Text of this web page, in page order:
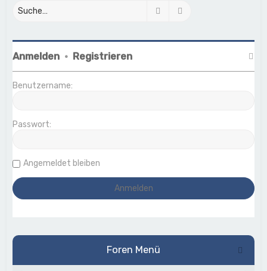
Suche
Anmelden • Registrieren
Benutzername:
Passwort:
Angemeldet bleiben
Foren Menü